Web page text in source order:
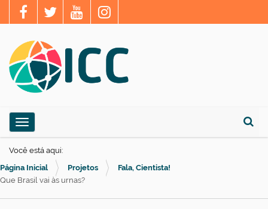
Busca
e
g
a
Toggle navigation
Você está aqui:
Página Inicial
Projetos
Fala, Cientista!
Que Brasil vai às urnas?